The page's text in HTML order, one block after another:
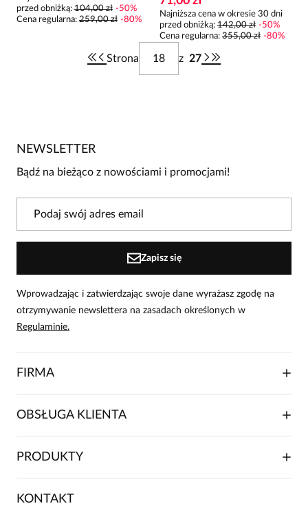
przed obniżką: 104,00 zł -50%
Cena regularna: 259,00 zł -80%
Najniższa cena w okresie 30 dni
przed obniżką: 142,00 zł -50%
Cena regularna: 355,00 zł -80%
Strona z 27
NEWSLETTER
Bądź na bieżąco z nowościami i promocjami!
Zapisz się
Wprowadzając i zatwierdzając swoje dane wyrażasz zgodę na
otrzymywanie newslettera na zasadach określonych w
Regulaminie.
FIRMA
O NAS
FRANCZYZA
OBSŁUGA KLIENTA
SKŁADANIE ZAMÓWIENIA
FAQ
PRODUKTY
SUKIENKI
KONTAKT